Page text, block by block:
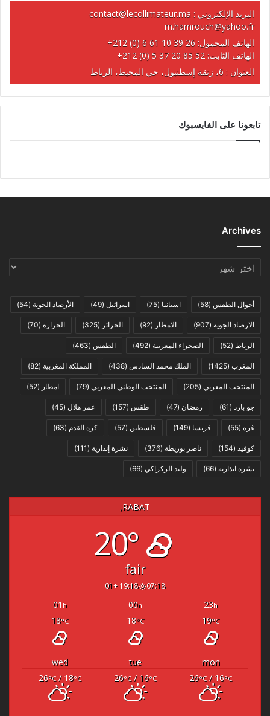
البريد الإلكتروني : contact@lecollimateur.ma
m.hamrouch@yahoo.fr
الهاتف المحمول: +212 (0) 6 61 10 39 26
الهاتف الثابت: +212 (0) 5 37 20 85 52
العنوان : 6، زنقة إسطنبول، حي المحيط، الرباط
تابعونا على الفايسبوك
Archives
Archives
أحوال الطقس (58) اسبانيا (75) اسرائيل (49) الأرصاد الجوية (54)
الارصاد الجوية (907) الامطار (92) الجزائر (325) الحرارة (70)
الرباط (52) الصحراء المغربية (492) الطقس (463)
المغرب (1425) الملك محمد السادس (438) المملكة المغربية (82)
المنتخب المغربي (205) المنتخب الوطني المغربي (79) امطار (52)
جو بارد (61) رمضان (47) طقس (157) عمر هلال (45)
غزة (55) فرنسا (149) فلسطين (57) كرة القدم (63)
كوفيد (154) ناصر بوريطة (376) نشرة إنذارية (111)
نشرة انذارية (66) وليد الركراكي (66)
RABAT,
20°
fair
07:18
19:18 +01
23h
00h
01 h
19°C
18°C
18°C
mon
tue
wed
26°C/ 16°C
26°C/ 16°C
26°C/ 18°C